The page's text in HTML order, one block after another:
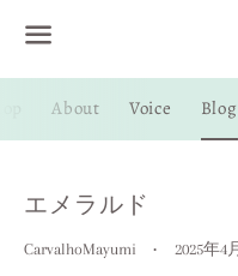
About Voice Blog
エメラルド
CarvalhoMayumi 2025年4